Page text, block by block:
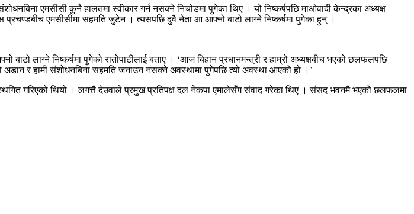
एमसीसी कुनै हालतमा स्वीकार गर्न नसक्ने निचोडमा पुगेका थिए । यो निष्कर्षपछि माओवादी केन्द्रका अध्यक्ष
प्रचण्डबीच एमसीसीमा सहमति जुटेन । त्यसपछि दुवै नेता आ आफ्नो बाटो लाग्ने निष्कर्षमा पुगेका हुन् ।
लाग्ने निष्कर्षमा पुगेको रातोपाटीलाई बताए । ‘आज बिहान प्रधानमन्त्री र हाम्रो अध्यक्षबीच भएको छलफलपछि
अडान र हामी संशोधनबिना सहमति जनाउन नसक्ने अवस्थामा पुगेपछि त्यो अवस्था आएको हो ।’
स्थगित गरिएको थियो । लगत्तै देउवाले प्रमुख प्रतिपक्ष दल नेकपा एमालेसँग संवाद गरेका थिए । संसद भवनमै भएको छलफलमा